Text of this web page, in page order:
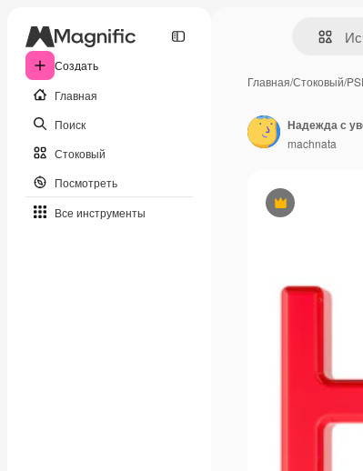
Создать
Главная
Поиск
Стоковый
Посмотреть
Все инструменты
Главная/Стоковый/
Премиум
machnata